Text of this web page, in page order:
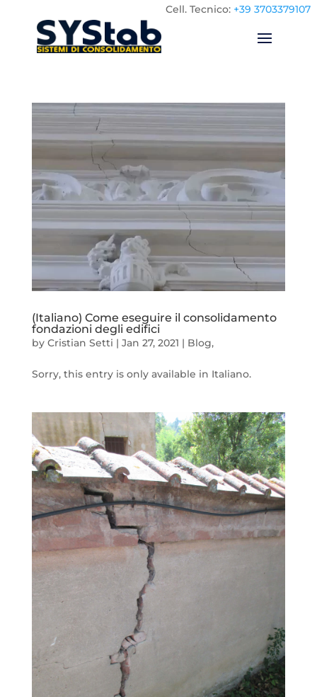
Cell. Tecnico: +39 3703379107
(Italiano) Come eseguire il consolidamento
fondazioni degli edifici
by Cristian Setti | Jan 27, 2021 | Blog,
Sorry, this entry is only available in Italiano.